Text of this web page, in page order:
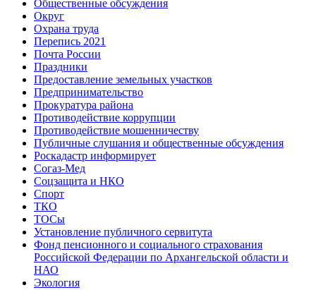
Общественные обсуждения
Округ
Охрана труда
Перепись 2021
Почта России
Праздники
Предоставление земельных участков
Предпринимательство
Прокуратура района
Противодействие коррупции
Противодействие мошенничеству
Публичные слушания и общественные обсуждения
Роскадастр информирует
Согаз-Мед
Соцзащита и НКО
Спорт
ТКО
ТОСы
Установление публичного сервитута
Фонд пенсионного и социального страхования
Российской Федерации по Архангельской области и
НАО
Экология